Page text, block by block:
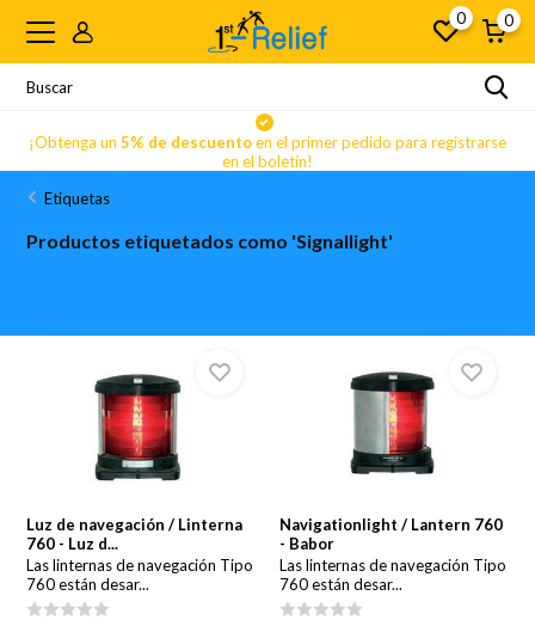
0 0
¡Obtenga un 5% de descuentoen el primer pedido para registrarse
en el boletín!
Etiquetas
Productos etiquetados como 'Signallight'
Luz de navegación / Linterna
760 - Luz d...
Las linternas de navegación Tipo
760 están desar...
Navigationlight / Lantern 760
- Babor
Las linternas de navegación Tipo
760 están desar...